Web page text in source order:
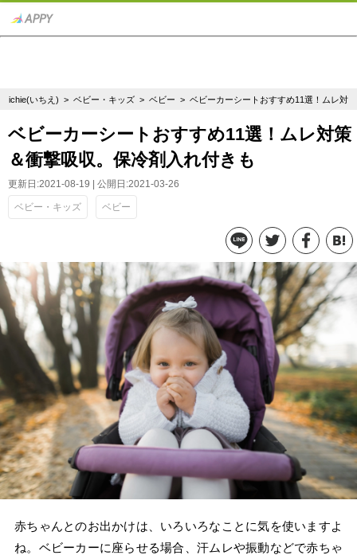
ichie(いちえ) >ベビー・キッズ >ベビー > ベビーカーシートおすすめ11選！ムレ対
ベビーカーシートおすすめ11選！ムレ対策
＆衝撃吸収。保冷剤入れ付きも
更新日:2021-08-19 | 公開日:2021-03-26
ベビー・キッズ ベビー
赤ちゃんとのお出かけは、いろいろなことに気を使いますよ
ね。ベビーカーに座らせる場合、汗ムレや振動などで赤ちゃ